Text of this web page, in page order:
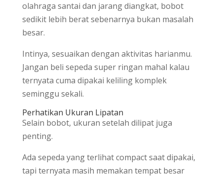
olahraga santai dan jarang diangkat, bobot
sedikit lebih berat sebenarnya bukan masalah
besar.
Intinya, sesuaikan dengan aktivitas harianmu.
Jangan beli sepeda super ringan mahal kalau
ternyata cuma dipakai keliling komplek
seminggu sekali.
Perhatikan Ukuran Lipatan
Selain bobot, ukuran setelah dilipat juga
penting.
Ada sepeda yang terlihat compact saat dipakai,
tapi ternyata masih memakan tempat besar